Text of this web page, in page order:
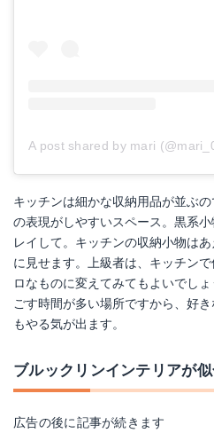
A post shared by mari
キッチンは細かな収納用品が並ぶ
の表現がしやすいスペース。黒系
レイして。キッチンの収納小物は
に見せます。上級者は、キッチン
ロなものに変えてみてもよいでし
ごす時間が多い場所ですから、好
もやる気が出ます。
ブルックリンインテリアが
広告の後に記事が続きます